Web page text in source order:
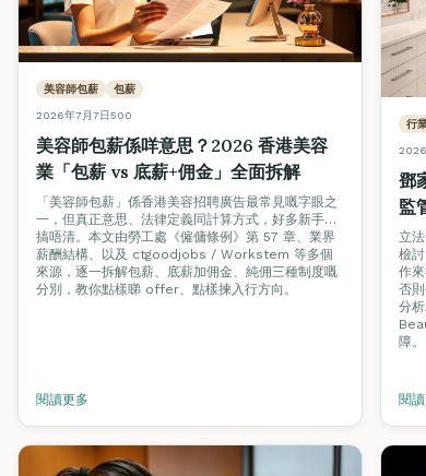
美容師包薪 包薪
2026年7月7日500
美容師包薪係咩意思？2026 香港美容
業「包薪 vs 底薪+佣金」全面拆解
「美容師包薪」係香港美容招聘廣告最常見嘅字眼之
一，但真正意思、法律定義同計算方式，好多新手都
搞唔清。本文由勞工處《僱傭條例》第 57 章、業界
薪酬結構、以及 ctgoodjobs / Workstem 等多個
來源，逐一拆解包薪、底薪加佣金、純佣三種制度嘅
分別，教你點樣睇 offer、點樣揀入行方向。
閱讀更多
行
鄧
監
認
立
檢
作
否
分
障。
閱